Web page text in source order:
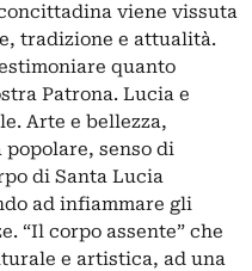
viene vissuta
tradizione e attualità.
quanto
Patrona. Lucia e
Arte e bellezza,
senso di
di Santa Lucia
ad infiammare gli
“Il corpo assente” che
e artistica, ad una